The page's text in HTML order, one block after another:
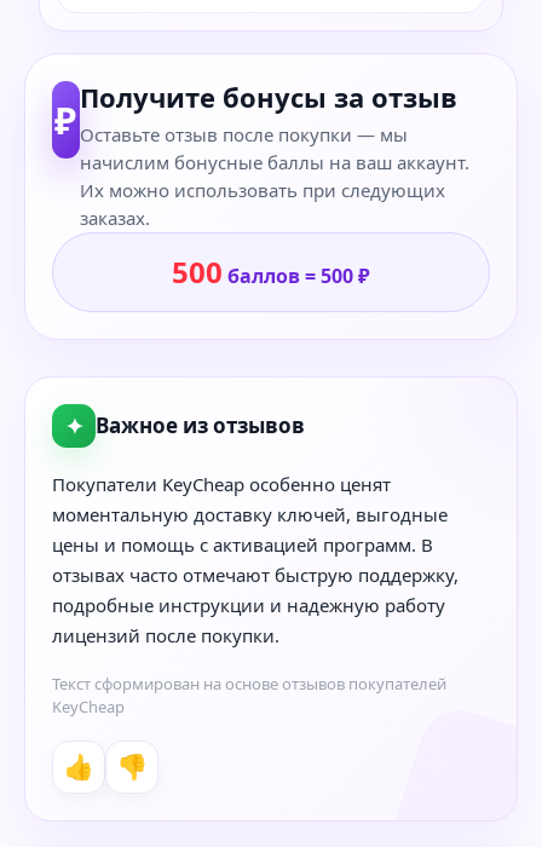
₽Получите бонусы за отзыв
Оставьте отзыв после покупки — мы
начислим бонусные баллы на ваш аккаунт.
Их можно использовать при следующих
заказах.
500 баллов = 500 ₽
✦ Важное из отзывов
Покупатели KeyCheap особенно ценят
моментальную доставку ключей, выгодные
цены и помощь с активацией программ. В
отзывах часто отмечают быструю поддержку,
подробные инструкции и надежную работу
лицензий после покупки.
Текст сформирован на основе отзывов покупателей
KeyCheap
👍 👎